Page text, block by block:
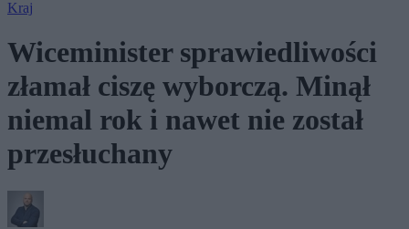
Kraj
Wiceminister sprawiedliwości
złamał ciszę wyborczą. Minął
niemal rok i nawet nie został
przesłuchany